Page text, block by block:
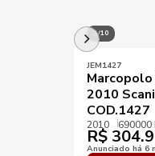
1/10
JEM1427
2010
COD.1427
2010 690000
R$
Anunciado há 6